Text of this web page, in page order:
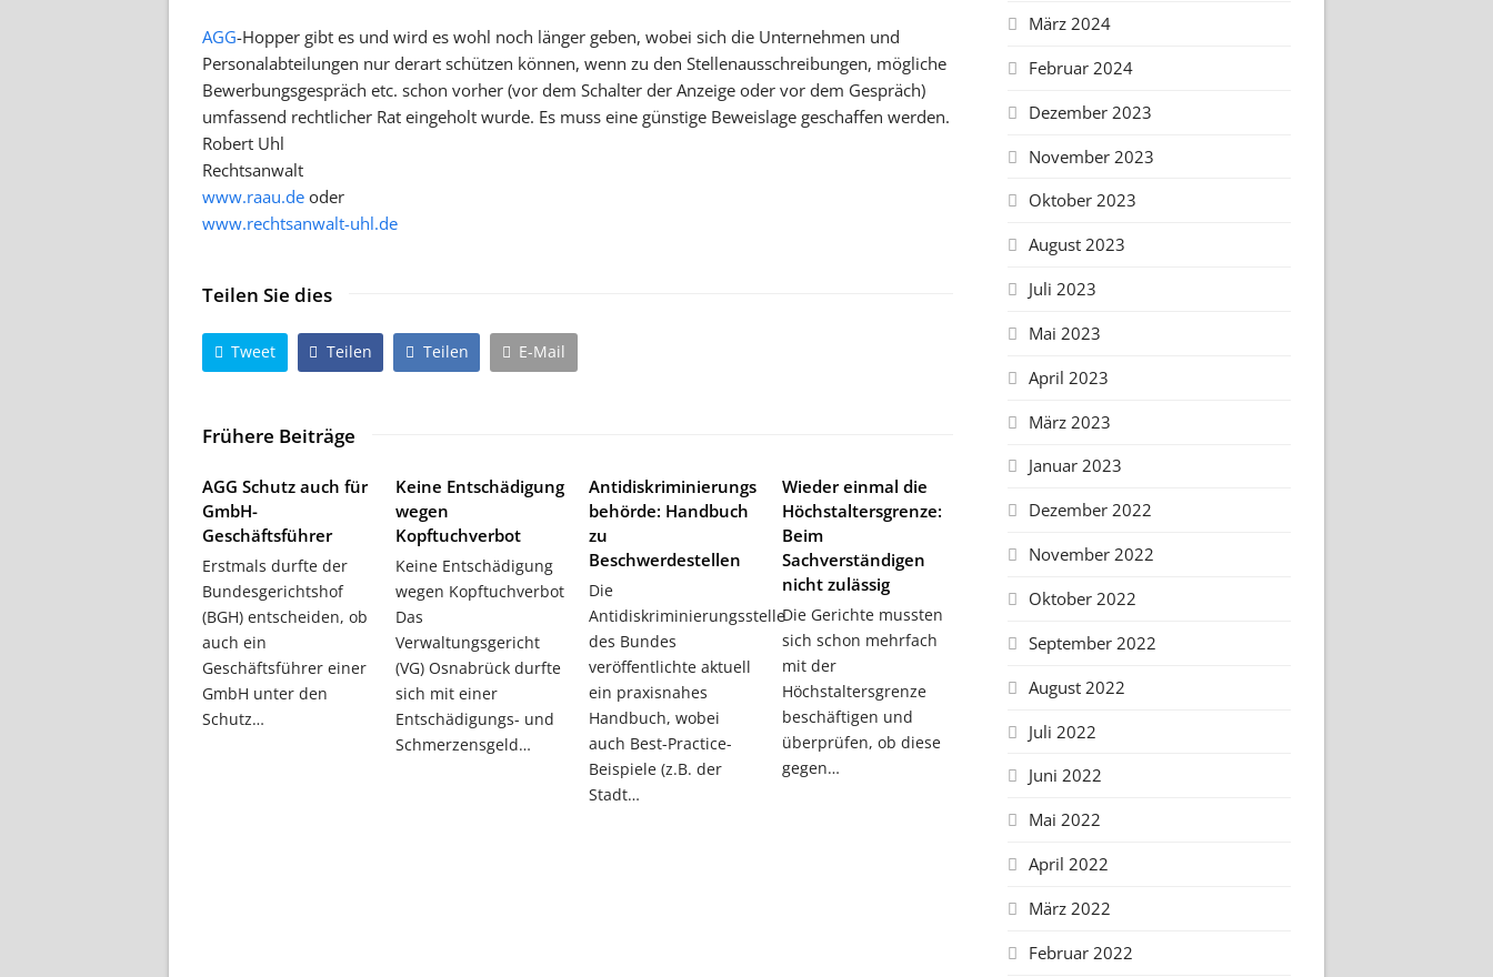
AGG-Hopper gibt es und wird es wohl noch länger geben, wobei sich die Unternehmen und
Personalabteilungen nur derart schützen können, wenn zu den Stellenausschreibungen, mögliche
Bewerbungsgespräch etc. schon vorher (vor dem Schalter der Anzeige oder vor dem Gespräch)
umfassend rechtlicher Rat eingeholt wurde. Es muss eine günstige Beweislage geschaffen werden.
Robert Uhl
Rechtsanwalt
www.raau.de oder
www.rechtsanwalt-uhl.de
Teilen Sie dies
Tweet Teilen Teilen E-Mail
Frühere Beiträge
AGG Schutz auch für
GmbH-
Geschäftsführer
Erstmals durfte der
Bundesgerichtshof
(BGH) entscheiden, ob
auch ein
Geschäftsführer einer
GmbH unter den
Schutz…
Keine Entschädigung
wegen
Kopftuchverbot
Keine Entschädigung
wegen Kopftuchverbot
Das
Verwaltungsgericht
(VG) Osnabrück durfte
sich mit einer
Entschädigungs- und
Schmerzensgeld…
Antidiskriminierungs
behörde: Handbuch
zu
Beschwerdestellen
Die
Antidiskriminierungsstelle
des Bundes
veröffentlichte aktuell
ein praxisnahes
Handbuch, wobei
auch Best-Practice-
Beispiele (z.B. der
Stadt…
Wieder einmal die
Höchstaltersgrenze:
Beim
Sachverständigen
nicht zulässig
Die Gerichte mussten
sich schon mehrfach
mit der
Höchstaltersgrenze
beschäftigen und
überprüfen, ob diese
gegen…
März 2024
Februar 2024
Dezember 2023
November 2023
Oktober 2023
August 2023
Juli 2023
Mai 2023
April 2023
März 2023
Januar 2023
Dezember 2022
November 2022
Oktober 2022
September 2022
August 2022
Juli 2022
Juni 2022
Mai 2022
April 2022
März 2022
Februar 2022